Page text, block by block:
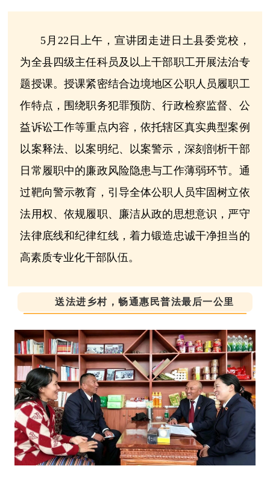
5月22日上午，宣讲团走进日土县委党校，
为全县四级主任科员及以上干部职工开展法治专
题授课。授课紧密结合边境地区公职人员履职工
作特点，围绕职务犯罪预防、行政检察监督、公
益诉讼工作等重点内容，依托辖区真实典型案例
以案释法、以案明纪、以案警示，深刻剖析干部
日常履职中的廉政风险隐患与工作薄弱环节。通
过靶向警示教育，引导全体公职人员牢固树立依
法用权、依规履职、廉洁从政的思想意识，严守
法律底线和纪律红线，着力锻造忠诚干净担当的
高素质专业化干部队伍。
送法进乡村，畅通惠民普法最后一公里